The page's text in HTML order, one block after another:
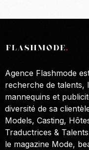
Agence Flashmode
recherche de talents,
mannequins et
diversité de sa
Models, Casting,
Traductrices &
le magazine Mode,